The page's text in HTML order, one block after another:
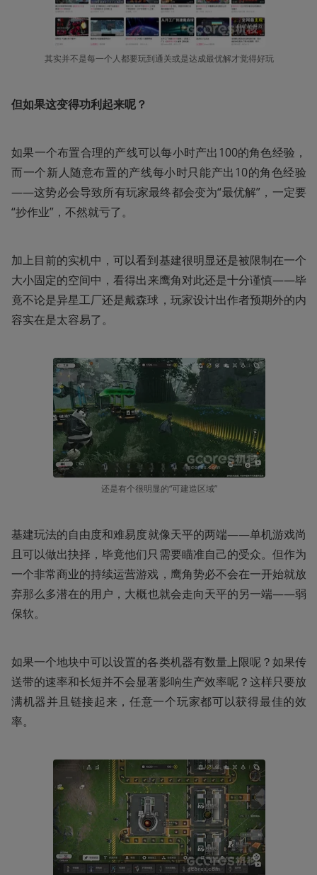
其实并不是每一个人都要玩到通关或是达成最优解才觉得好玩
但如果这变得功利起来呢？
如果一个布置合理的产线可以每小时产出100的角色经验，
而一个新人随意布置的产线每小时只能产出10的角色经验
——这势必会导致所有玩家最终都会变为“最优解”，一定要
“抄作业”，不然就亏了。
加上目前的实机中，可以看到基建很明显还是被限制在一个
大小固定的空间中，看得出来鹰角对此还是十分谨慎——毕
竟不论是异星工厂还是戴森球，玩家设计出作者预期外的内
容实在是太容易了。
还是有个很明显的“可建造区域”
基建玩法的自由度和难易度就像天平的两端——单机游戏尚
且可以做出抉择，毕竟他们只需要瞄准自己的受众。但作为
一个非常商业的持续运营游戏，鹰角势必不会在一开始就放
弃那么多潜在的用户，大概也就会走向天平的另一端——弱
保软。
如果一个地块中可以设置的各类机器有数量上限呢？如果传
送带的速率和长短并不会显著影响生产效率呢？这样只要放
满机器并且链接起来，任意一个玩家都可以获得最佳的效
率。